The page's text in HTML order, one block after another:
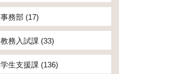
事務部 (17)
教務入試課 (33)
学生支援課 (136)